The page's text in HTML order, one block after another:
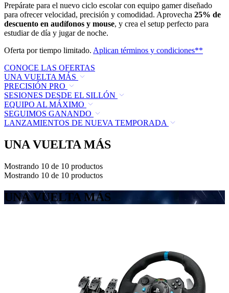
Prepárate para el nuevo ciclo escolar con equipo gamer diseñado
para ofrecer velocidad, precisión y comodidad. Aprovecha 25% de
descuento en audífonos y mouse, y crea el setup perfecto para
estudiar de día y jugar de noche.
Oferta por tiempo limitado. Aplican términos y condiciones**
CONOCE LAS OFERTAS
UNA VUELTA MÁS
PRECISIÓN PRO
SESIONES DESDE EL SILLÓN
EQUIPO AL MÁXIMO
SEGUIMOS GANANDO
LANZAMIENTOS DE NUEVA TEMPORADA
UNA VUELTA MÁS
Mostrando 10 de 10 productos
Mostrando 10 de 10 productos
UNA VUELTA MÁS